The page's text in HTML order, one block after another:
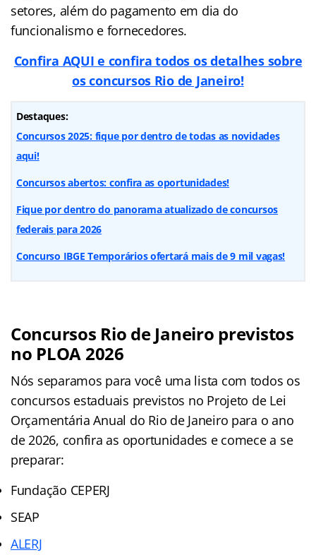
setores, além do pagamento em dia do
funcionalismo e fornecedores.
Confira AQUI e confira todos os detalhes sobre
os concursos Rio de Janeiro!
Destaques:
Concursos 2025: fique por dentro de todas as novidades
aqui!
Concursos abertos: confira as oportunidades!
Fique por dentro do panorama atualizado de concursos
federais para 2026
Concurso IBGE Temporários ofertará mais de 9 mil vagas!
Concursos Rio de Janeiro previstos
no PLOA 2026
Nós separamos para você uma lista com todos os
concursos estaduais previstos no Projeto de Lei
Orçamentária Anual do Rio de Janeiro para o ano
de 2026, confira as oportunidades e comece a se
preparar:
Fundação CEPERJ
SEAP
ALERJ